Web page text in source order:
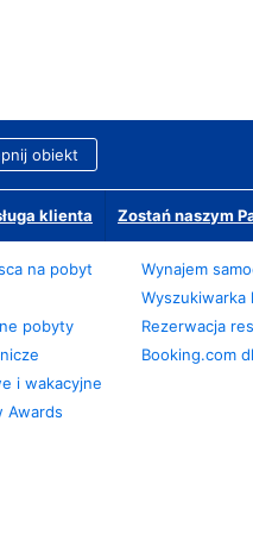
obiekt
klienta Zostań naszym
na pobyt
pobyty
i wakacyjne
Awards
Wynajem
Wyszukiwarka
Rezerwacja
Booking.com